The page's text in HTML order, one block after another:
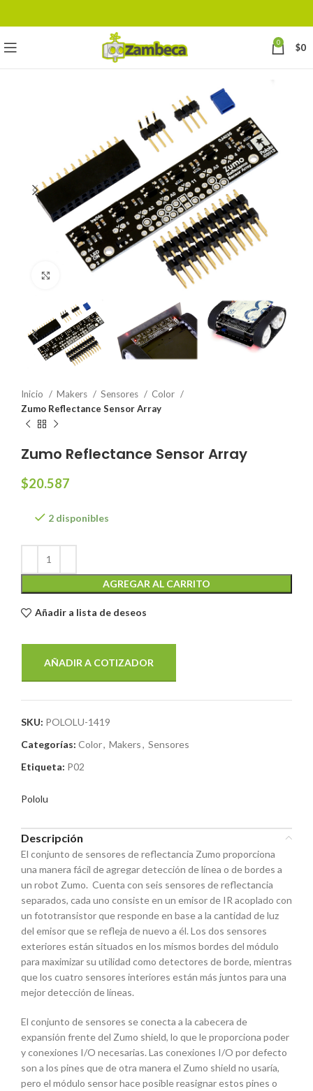
0 $0
Click to enlarge
Inicio Makers Sensores
Color
Zumo Reflectance Sensor Array
Zumo Reflectance Sensor Array
$20.587
2 disponibles
AGREGAR AL CARRITO
Añadir a lista de deseos
AÑADIR A COTIZADOR
SKU: POLOLU-1419
Categorías: Color, Makers, Sensores
Etiqueta: P02
Pololu
Descripción
El conjunto de sensores de reflectancia Zumo proporciona
una manera fácil de agregar detección de línea o de bordes a
un robot Zumo. Cuenta con seis sensores de reflectancia
separados, cada uno consiste en un emisor de IR acoplado con
un fototransistor que responde en base a la cantidad de luz
del emisor que se refleja de nuevo a él. Los dos sensores
exteriores están situados en los mismos bordes del módulo
para maximizar su utilidad como detectores de borde, mientras
que los cuatro sensores interiores están más juntos para una
mejor detección de líneas.
El conjunto de sensores se conecta a la cabecera de
expansión frente del Zumo shield, lo que le proporciona poder
y conexiones I/O necesarias. Las conexiones I/O por defecto
son a los pines que de otra manera el Zumo shield no usaría,
pero el módulo sensor hace posible reasignar estos pines o